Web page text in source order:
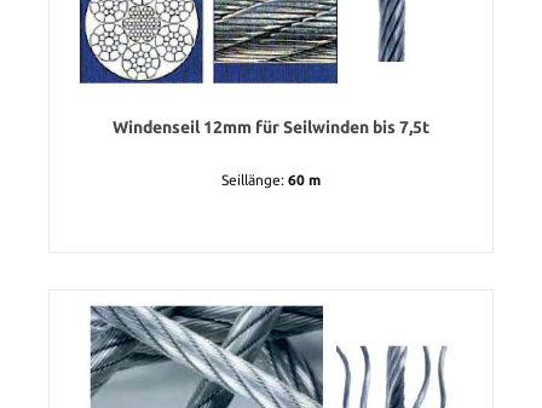
Windenseil 12mm für Seilwinden bis 7,5t
Seillänge: 60 m